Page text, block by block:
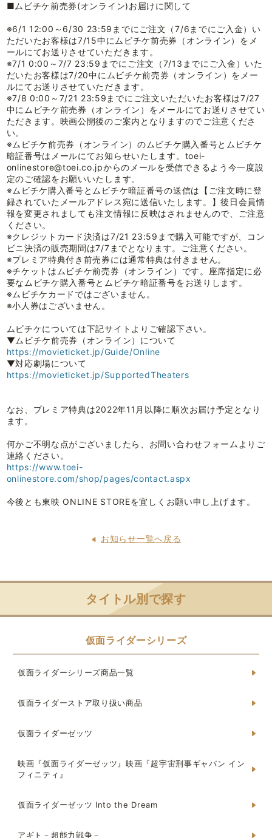
■ムビチケ前売券(オンライン)お届けに関して
※6/1 12:00～6/30 23:59までにご注文（7/6までにご入金）い
ただいたお客様は7/15中にムビチケ前売券（オンライン）をメ
ールにてお送りさせていただきます。
※7/1 0:00～7/7 23:59までにご注文（7/13までにご入金）いた
だいたお客様は7/20中にムビチケ前売券（オンライン）をメー
ルにてお送りさせていただきます。
※7/8 0:00～7/21 23:59までにご注文いただいたお客様は7/27
中にムビチケ前売券（オンライン）をメールにてお送りさせてい
ただきます。映画公開後のご案内となりますのでご注意くださ
い。
※ムビチケ前売券（オンライン）のムビチケ購入番号とムビチケ
暗証番号はメールにてお知らせいたします。toei-
onlinestore@toei.co.jpからのメールを受信できるよう今一度設
定のご確認をお願いいたします。
※ムビチケ購入番号とムビチケ暗証番号の送信は【ご注文時に登
録されていたメールアドレス宛に送信いたします。】後日会員情
報を変更されましても注文情報に反映はされませんので、ご注意
ください。
※クレジットカード決済は7/21 23:59まで購入可能ですが、コン
ビニ決済の販売期間は7/7までとなります。ご注意ください。
※プレミア特典付き前売券には通常特典は付きません。
※チケットはムビチケ前売券（オンライン）です。座席指定に必
要なムビチケ購入番号とムビチケ暗証番号をお送りします。
※ムビチケカードではございません。
※小人券はございません。
ムビチケについては下記サイトよりご確認下さい。
▼ムビチケ前売券（オンライン）について
https://movieticket.jp/Guide/Online
▼対応劇場について
https://movieticket.jp/SupportedTheaters
なお、プレミア特典は2022年11月以降に順次お届け予定となり
ます。
何かご不明な点がございましたら、お問い合わせフォームよりご
連絡ください。
https://www.toei-
onlinestore.com/shop/pages/contact.aspx
今後とも東映 ONLINE STOREを宜しくお願い申し上げます。
お知らせ一覧へ戻る
タイトル別で探す
仮面ライダーシリーズ
仮面ライダーシリーズ商品一覧
仮面ライダーストア取り扱い商品
仮面ライダーゼッツ
映画『仮面ライダーゼッツ』映画『超宇宙刑事ギャバン イン
フィニティ』
仮面ライダーゼッツ Into the Dream
アギト－超能力戦争－